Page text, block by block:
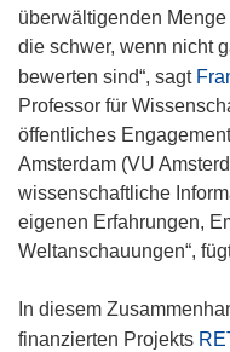
überwältigenden
die schwer, wenn nicht
bewerten sind“, sagt
Professor für
öffentliches
Amsterdam (VU
wissenschaftliche
eigenen Erfahrungen,
Weltanschauungen“,
In diesem
finanzierten Projekts